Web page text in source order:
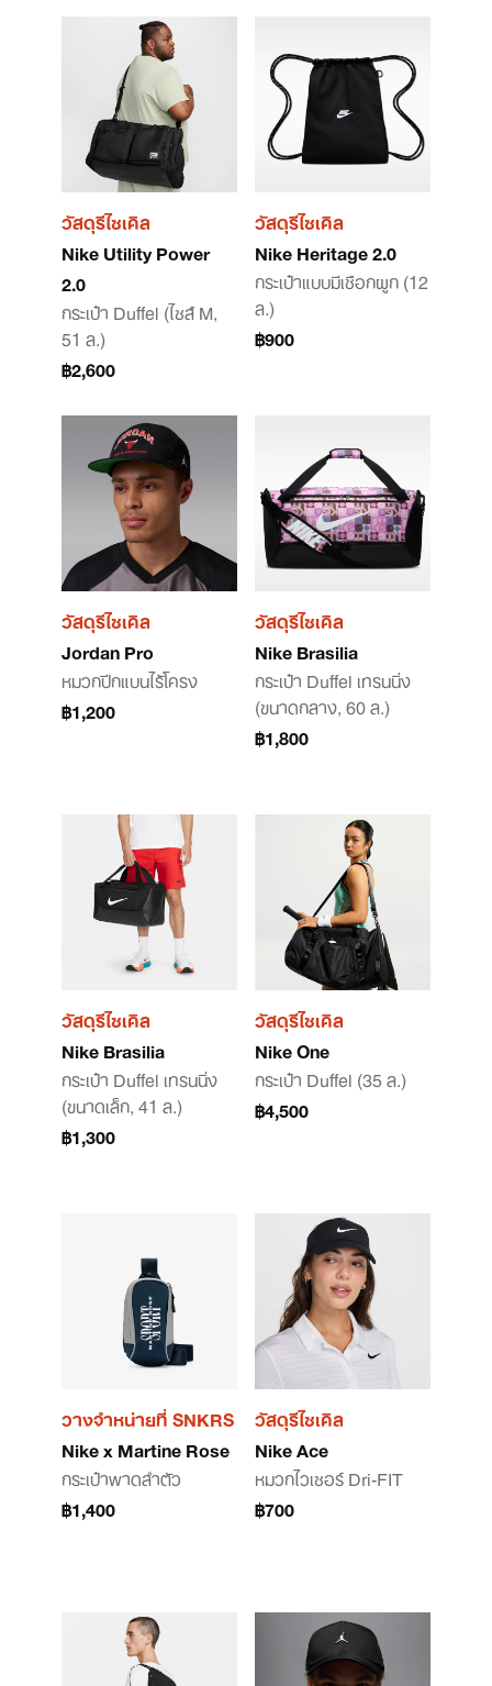
วัสดุรีไซเคิล
Nike Utility Power
2.0
กระเป๋า Duffel (ไซส์ M,
51 ล.)
฿2,600
วัสดุรีไซเคิล
Nike Heritage 2.0
กระเป๋าแบบมีเชือกผูก (12
ล.)
฿900
วัสดุรีไซเคิล
Jordan Pro
หมวกปีกแบนไร้โครง
฿1,200
วัสดุรีไซเคิล
Nike Brasilia
กระเป๋า Duffel เทรนนิ่ง
(ขนาดกลาง, 60 ล.)
฿1,800
วัสดุรีไซเคิล
Nike Brasilia
กระเป๋า Duffel เทรนนิ่ง
(ขนาดเล็ก, 41 ล.)
฿1,300
วัสดุรีไซเคิล
Nike One
กระเป๋า Duffel (35 ล.)
฿4,500
วางจำหน่ายที่ SNKRS
Nike x Martine Rose
กระเป๋าพาดลำตัว
฿1,400
วัสดุรีไซเคิล
Nike Ace
หมวกไวเซอร์ Dri-FIT
฿700